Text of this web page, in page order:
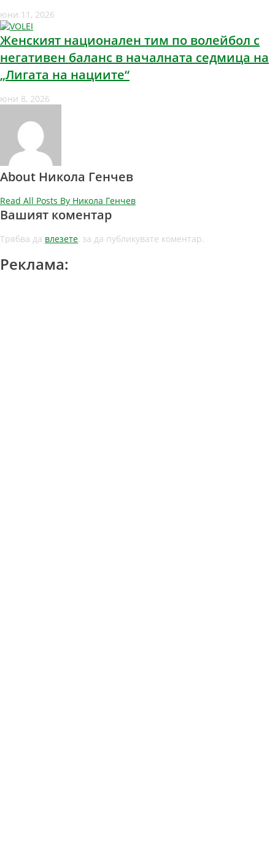
юни 11, 2026
Женският национален тим по волейбол с
негативен баланс в началната седмица на
„Лигата на нациите“
юни 8, 2026
About Никола Генчев
Read All Posts By Никола Генчев
Вашият коментар
Трябва да влезете, за да публикувате коментар.
Реклама: